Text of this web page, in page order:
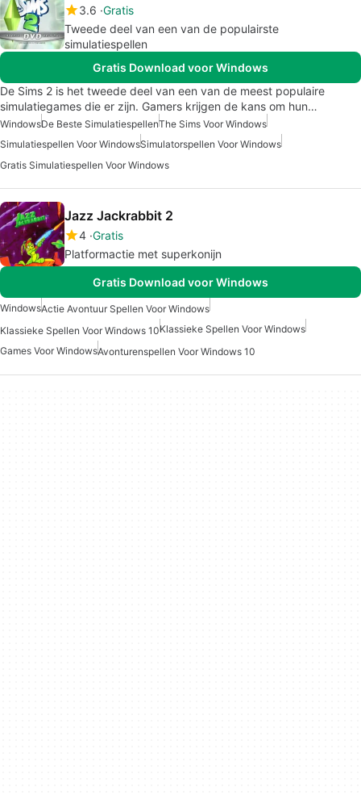
3.6 Gratis
Tweede deel van een van de populairste
simulatiespellen
Gratis Download voor Windows
De Sims 2 is het tweede deel van een van de meest populaire
simulatiegames die er zijn. Gamers krijgen de kans om hun…
WindowsDe Beste SimulatiespellenThe Sims Voor Windows
Simulatiespellen Voor WindowsSimulatorspellen Voor Windows
Gratis Simulatiespellen Voor Windows
Jazz Jackrabbit 2
4 Gratis
Platformactie met superkonijn
Gratis Download voor Windows
WindowsActie Avontuur Spellen Voor Windows
Klassieke Spellen Voor Windows 10Klassieke Spellen Voor Windows
Games Voor WindowsAvonturenspellen Voor Windows 10